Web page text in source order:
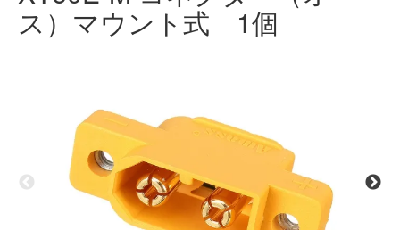
ス）マウント式 1個